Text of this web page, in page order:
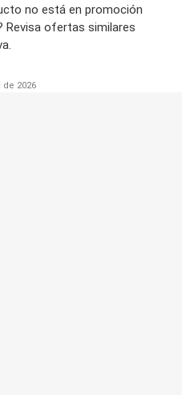
no está en promoción
Revisa ofertas similares
2026